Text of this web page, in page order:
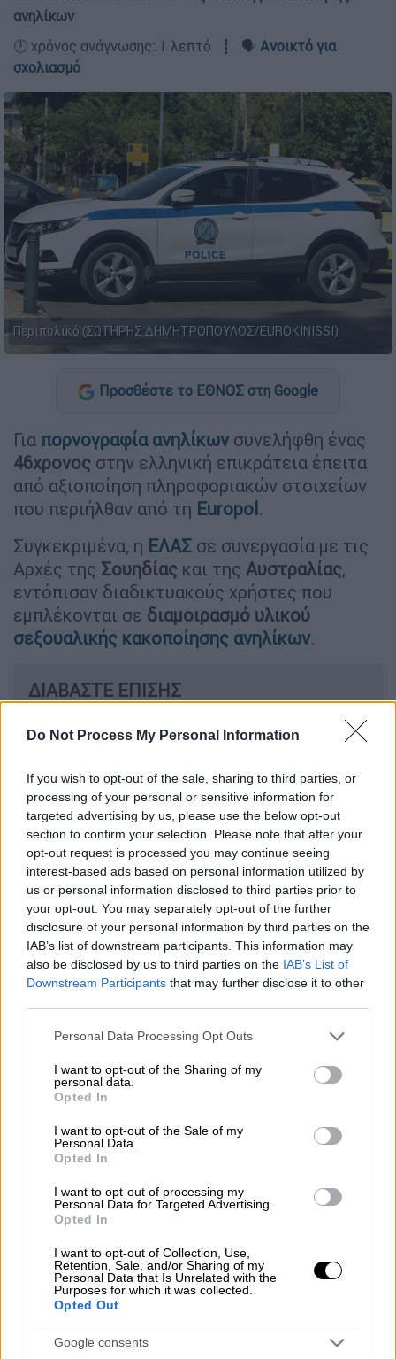
Do Not Process My Personal Information
If you wish to opt-out of the sale, sharing to third parties, or
processing of your personal or sensitive information for
targeted advertising by us, please use the below opt-out
section to confirm your selection. Please note that after your
opt-out request is processed you may continue seeing
interest-based ads based on personal information utilized by
us or personal information disclosed to third parties prior to
your opt-out. You may separately opt-out of the further
disclosure of your personal information by third parties on the
IAB’s list of downstream participants. This information may
also be disclosed by us to third parties on the IAB’s List of
Downstream Participants that may further disclose it to other
Please note that this website/app uses one or more Google
not limited to your visit or usage behaviour. You may click to
grant or deny consent to Google and its third-party tags to
use your data for below specified purposes in below Google
consent section.
Personal Data Processing Opt Outs
I want to opt-out of the Sharing of my
personal data.
Opted In
I want to opt-out of the Sale of my
Personal Data.
Opted In
I want to opt-out of processing my
Personal Data for Targeted Advertising.
Opted In
I want to opt-out of Collection, Use,
Retention, Sale, and/or Sharing of my
Personal Data that Is Unrelated with the
Purposes for which it was collected.
Opted Out
Google consents
ανηλίκων
🕛 χρόνος ανάγνωσης: 1 λεπτό ┋ 🗣️ Ανοικτό για
σχολιασμό
Περιπολικό (ΣΩΤΗΡΗΣ ΔΗΜΗΤΡΟΠΟΥΛΟΣ/EUROKINISSI)
Προσθέστε το ΕΘΝΟΣ στη Google
Για πορνογραφία ανηλίκωνσυνελήφθη ένας
46χρονος στην ελληνική επικράτεια έπειτα
από αξιοποίηση πληροφοριακών στοιχείων
που περιήλθαν από τη Europol .
Συγκεκριμένα, η ΕΛΑΣ σε συνεργασία με τις
Αρχές της Σουηδίας και της Αυστραλίας,
εντόπισαν διαδικτυακούς χρήστες που
εμπλέκονται σε διαμοιρασμό υλικού
σεξουαλικής κακοποίησης ανηλίκων.
ΔΙΑΒΑΣΤΕ ΕΠΙΣΗΣ
Ελλάδα|17.04.2026 15:35
«Κάναμε χρήση κοκαΐνης, έπεσε στο
κρεβάτι κι άρχισε να κάνει
σπασμούς» - Η απολογία του 26χρονου
Ελλάδα|17.04.2026 16:53
Νεκρή ανήλικη στη Διώρυγα της
Κορίνθου: Νέα στοιχεία έρχονται στο
φως - Η 17χρονη είχε αφήσει
σημείωμα
κακοποίησης ανηλίκων
ελληνική επικράτεια χρήστης του
διαδικτύου, ο οποίος είχε μεταφορτώσει σε
εφαρμογή αποθήκευσης νεφοϋπολογιστικού
χώρου (cloud),φάκελο με 171 αρχεία
οπτικοακουστικού υλικού σεξουαλικής
κακοποίησης ανηλίκων.
Ακολούθησε ενδελεχής ψηφιακή ανάλυση και
διαδικτυακή έρευνα, σε συνεργασία με τις
αρμόδιες Αρχές του εξωτερικού, μέσω της